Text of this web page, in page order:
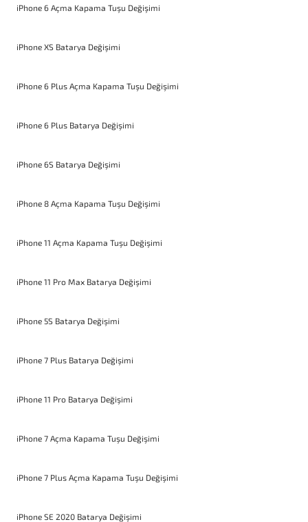
iPhone 6 Açma Kapama Tuşu Değişimi
iPhone XS Batarya Değişimi
iPhone 6 Plus Açma Kapama Tuşu Değişimi
iPhone 6 Plus Batarya Değişimi
iPhone 6S Batarya Değişimi
iPhone 8 Açma Kapama Tuşu Değişimi
iPhone 11 Açma Kapama Tuşu Değişimi
iPhone 11 Pro Max Batarya Değişimi
iPhone 5S Batarya Değişimi
iPhone 7 Plus Batarya Değişimi
iPhone 11 Pro Batarya Değişimi
iPhone 7 Açma Kapama Tuşu Değişimi
iPhone 7 Plus Açma Kapama Tuşu Değişimi
iPhone SE 2020 Batarya Değişimi